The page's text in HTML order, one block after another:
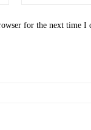
for the next time I